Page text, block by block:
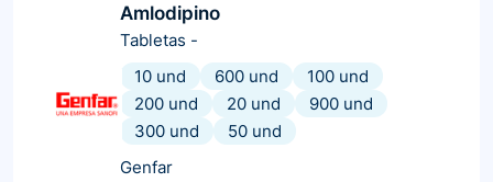
Amlodipino
Tabletas -
10 und
600 und
100 und
200 und
20 und
900 und
300 und
50 und
Genfar